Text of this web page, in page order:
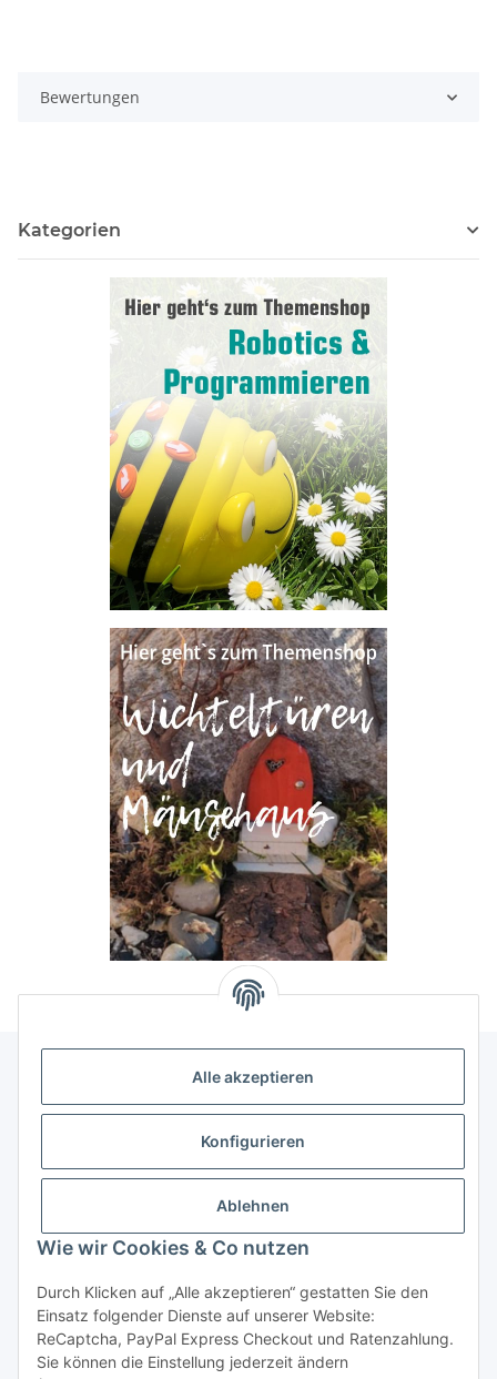
Alle akzeptieren
Konfigurieren
Ablehnen
Wie wir Cookies & Co nutzen
Durch Klicken auf „Alle akzeptieren“ gestatten Sie den
Einsatz folgender Dienste auf unserer Website:
ReCaptcha, PayPal Express Checkout und Ratenzahlung.
Sie können die Einstellung jederzeit ändern
Bewertungen
Kategorien
Allgemeine Informationen
Rechtliche Infomationen
Service
Vertrag widerrufen